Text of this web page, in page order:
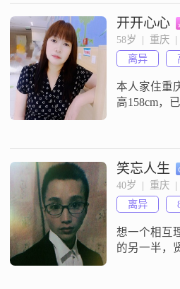
开开心心
58岁  |  重庆  |
离异
本人家住重
高158cm，
女儿12岁
的，想找一
家的，乱七
笑忘人生
40岁  |  重庆  |
离异
想一个相互
的另一半，